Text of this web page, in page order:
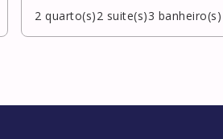
2 quarto(s)2 suite(s)3 banheiro(s)